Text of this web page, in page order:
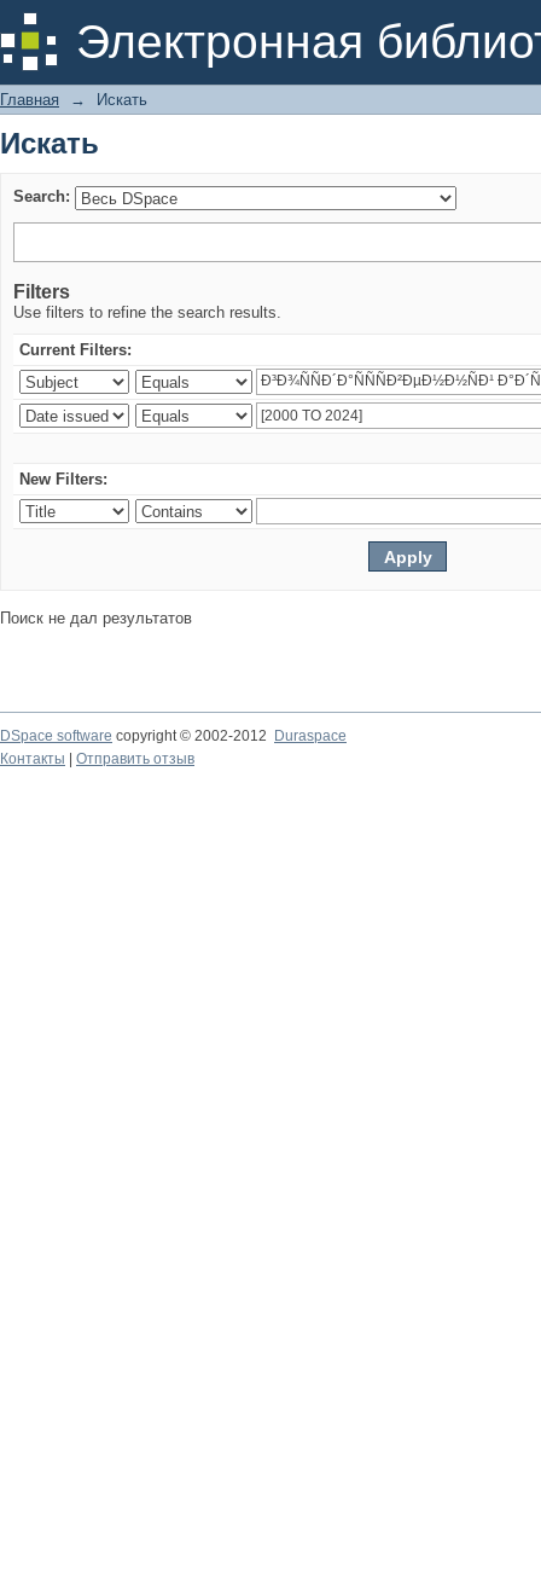
Электронная
Искать
Главная → Искать
Искать
Search:
Filters
Use filters to refine the search results.
Current Filters:
New Filters:
Поиск не дал результатов
DSpace software copyright © 2002-2012
Duraspace
Контакты
Отправить отзыв